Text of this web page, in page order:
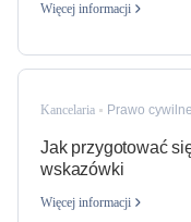
Więcej informacji
Kancelaria Prawo cywilne
Jak przygotować
wskazówki
Więcej informacji